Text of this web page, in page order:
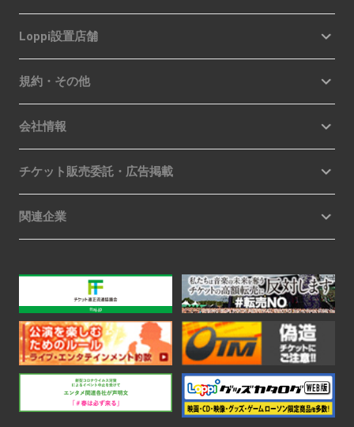
Loppi設置店舗
規約・その他
会社情報
チケット販売委託・広告掲載
関連企業